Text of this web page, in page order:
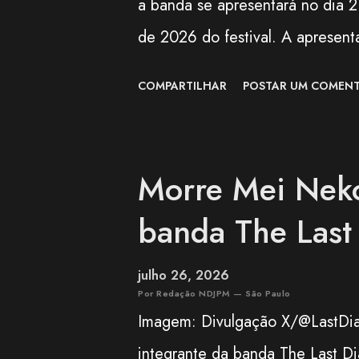
a banda se apresentará no dia
de 2026 do festival. A
Okinawa, o BEGIN é um dos
contemporânea. O trio
Entre os maiores sucessos do
Sousou", "Koishikute", "Egao
COMPARTILHAR POSTAR UM
Morre Mei
banda The
julho 26, 2026
Por Redação NDJPM — São Paulo
Imagem: Divulgação X/
integrante da banda The Last